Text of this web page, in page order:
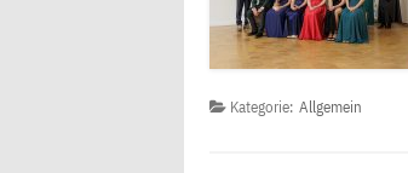
Kategorie: Allgemein